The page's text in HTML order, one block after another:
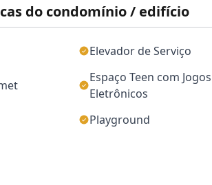
do condomínio / edifício
Elevador de Serviço
Espaço Teen com Jogos
Eletrônicos
Playground